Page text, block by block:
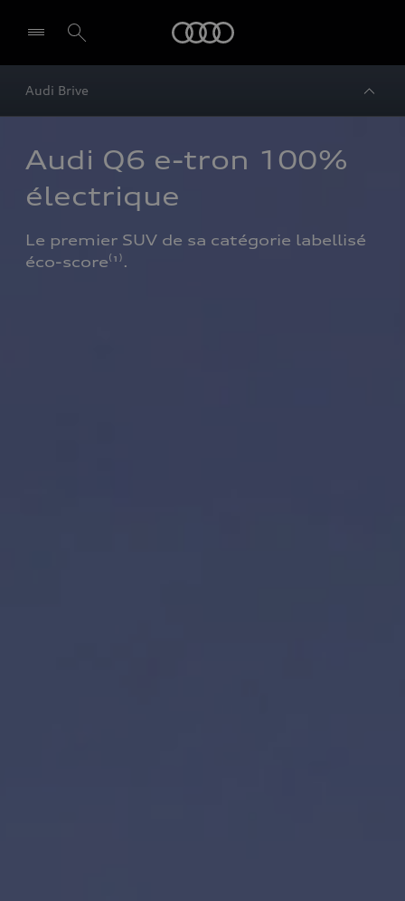
Audi Brive
Audi Q6 e-tron 100%
électrique
Le premier SUV de sa catégorie labellisé
éco-score⁽¹⁾.